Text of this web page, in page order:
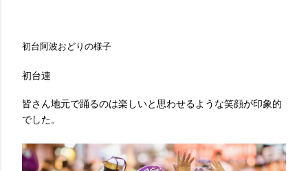
初台阿波おどりの様子
初台連
皆さん地元で踊るのは楽しいと思わせるような笑顔が印象的
でした。